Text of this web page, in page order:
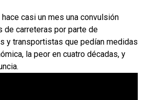
casi un mes una convulsión
de carreteras por parte de
y transportistas que pedían medidas
la peor en cuatro décadas, y